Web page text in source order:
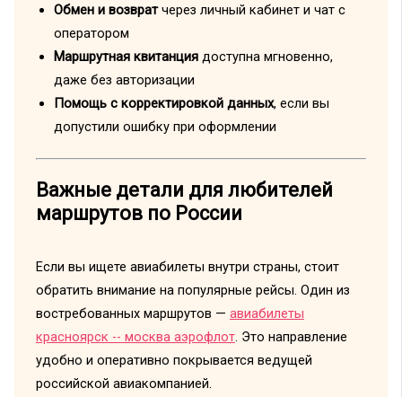
Обмен и возвратчерез личный кабинет и чат с
оператором
Маршрутная квитанциядоступна мгновенно,
даже без авторизации
Помощь с корректировкой данных, если вы
допустили ошибку при оформлении
Важные детали для любителей
маршрутов по России
Если вы ищете авиабилеты внутри страны, стоит
обратить внимание на популярные рейсы. Один из
востребованных маршрутов — авиабилеты
красноярск -- москва аэрофлот. Это направление
удобно и оперативно покрывается ведущей
российской авиакомпанией.